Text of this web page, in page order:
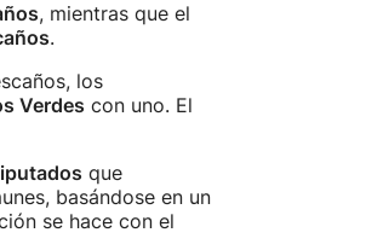
, mientras que el
.
los
Verdes con uno. El
que
basándose en un
se hace con el